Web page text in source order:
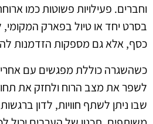
וחברים. פעילויות פשוטות כמו
בסרט יחד או טיול בפארק
כסף, אלא גם מספקות הזדמנות
כשהשגרה כוללת מפגשים עם
לשפר את מצב הרוח ולחזק את
שבו ניתן לשתף חוויות, לדון